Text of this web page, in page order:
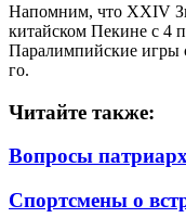
Напомним, что XXIV
китайском Пекине с 4
Паралимпийские игры
го.
Читайте также:
Вопросы
Спортсмены о